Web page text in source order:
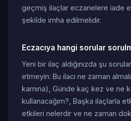
geçmiş ilaçlar eczanelere iade
şekilde imha edilmelidir.
Eczacıya hangi sorular
Yeni bir ilaç aldığınızda şu
etmeyin: Bu ilacı ne zaman
karnına), Günde kaç kez ve ne
kullanacağım?, Başka ilaçlarla
etkileri nelerdir ve ne zaman